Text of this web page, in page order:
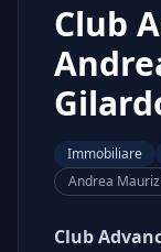
Club
Immobiliare
Andrea
Club